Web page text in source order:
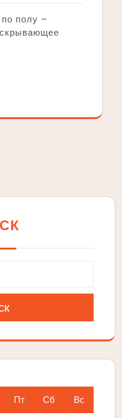
полу –
Пт Сб Вс